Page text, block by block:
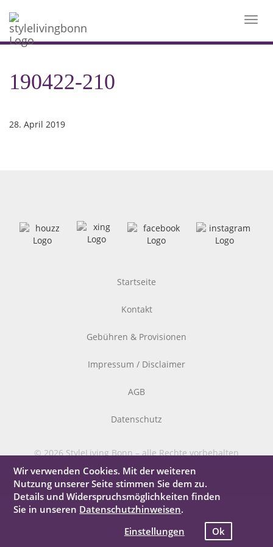
190422-210
28. April 2019
Startseite
Kontakt
Gebühren & Provisionen
Impressum / Disclaimer
AGB
Datenschutz
© 2026 StyleLiving Bonn – alle Rechte vorbehalten
Wir verwenden Cookies. Mit der weiteren
Nutzung unserer Seite stimmen Sie dem zu.
Details und Widerspruchsmöglichkeiten finden
Sie in unseren Datenschutzhinweisen.
Einstellungen
Ok